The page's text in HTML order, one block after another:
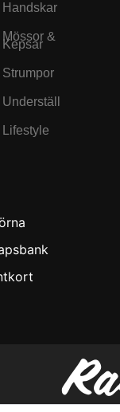
Handskar
Mössor &
Kepsar
Strumpor
Underställ
Lifestyle